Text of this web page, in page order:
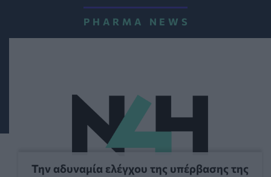
PHARMA NEWS
Την αδυναμία ελέγχου της υπέρβασης της